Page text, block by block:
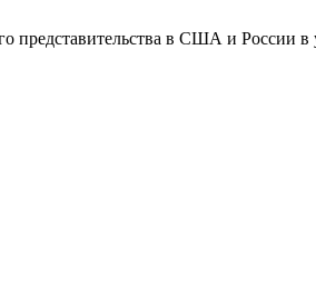
представительства в США и России